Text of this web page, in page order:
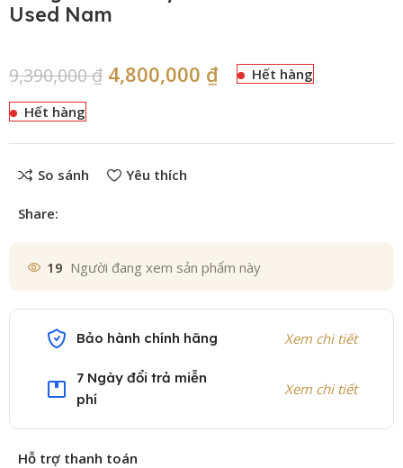
Used Nam
9,390,000₫ 4,800,000 ₫ Hết hàng
Hết hàng
So sánh Yêu thích
Share:
19 Người đang xem sản phẩm này
Bảo hành chính hãng Xem chi tiết
7 Ngày đổi trả miễn
phí
Xem chi tiết
Hỗ trợ thanh toán